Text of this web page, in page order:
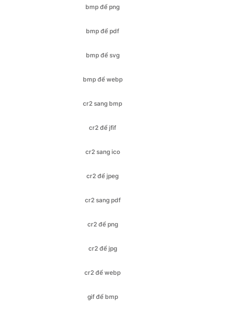
bmp để svg
bmp để webp
cr2 sang bmp
cr2 để jfif
cr2 sang ico
cr2 để jpeg
cr2 sang pdf
cr2 để png
cr2 để jpg
cr2 để webp
gif để bmp
gif để ico
gif để jfif